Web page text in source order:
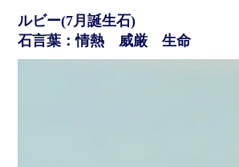
ルビー(7月誕生石)
石言葉：情熱 威厳 生命